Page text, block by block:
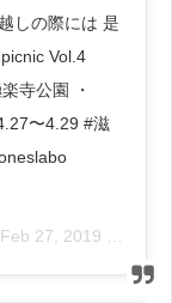
しの際には 是
Vol.4
寺公園 ・
〜4.29 #滋
Feb 27, 2019 at 2:48pm PST